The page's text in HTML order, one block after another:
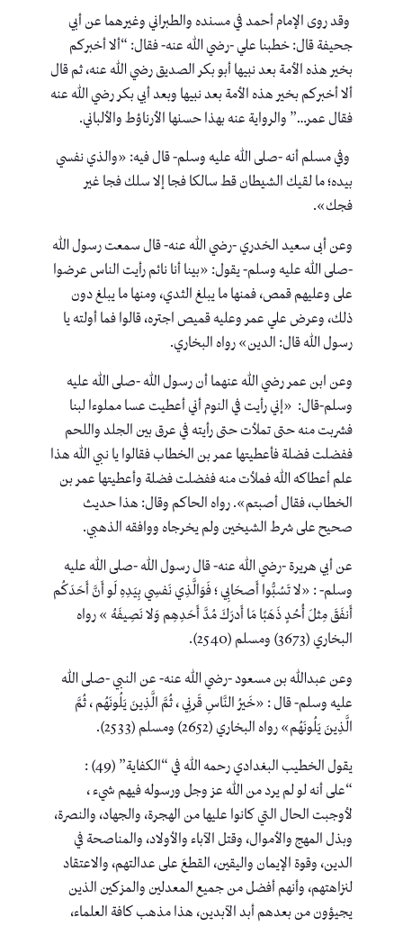
وقد روى الإمام أحمد في مسنده والطبراني وغيرهما عن أبي
جحيفة قال: خطبنا علي -رضي الله عنه- فقال: “ألا أخبركم
بخير هذه الأمة بعد نبيها أبو بكر الصديق رضي الله عنه، ثم قال
ألا أخبركم بخير هذه الأمة بعد نبيها وبعد أبي بكر رضي الله عنه
فقال عمر…” والرواية عنه بهذا حسنها الأرناؤط والألباني.
وفي مسلم أنه -صلى الله عليه وسلم- قال فيه: «والذي نفسي
بيده؛ ما لقيك الشيطان قط سالكا فجا إلا سلك فجا غير
فجك».
وعن أبى سعيد الخدري -رضي الله عنه- قال سمعت رسول الله
-صلى الله عليه وسلم- يقول: «بينا أنا نائم رأيت الناس عرضوا
على وعليهم قمص، فمنها ما يبلغ الثدي، ومنها ما يبلغ دون
ذلك، وعرض علي عمر وعليه قميص اجتره، قالوا فما أولته يا
رسول الله قال: الدين» رواه البخاري.
وعن ابن عمر رضي الله عنهما أن رسول الله -صلى الله عليه
وسلم-قال: «إني رأيت في النوم أني أعطيت عسا مملوءا لبنا
فشربت منه حتى تملأت حتى رأيته في عرق بين الجلد واللحم
ففضلت فضلة فأعطيتها عمر بن الخطاب فقالوا يا نبي الله هذا
علم أعطاكه الله فملأت منه ففضلت فضلة وأعطيتها عمر بن
الخطاب، فقال أصبتم». رواه الحاكم وقال: هذا حديث
صحيح على شرط الشيخين ولم يخرجاه ووافقه الذهبي.
عن أبي هريرة -رضي الله عنه- قال رسول الله -صلى الله عليه
وسلم- : «لا تَسُبُّوا أَصحَابِي ؛ فَوَالَّذِي نَفسِي بِيَدِهِ لَو أَنَّ أَحَدَكُم
أَنفَقَ مِثلَ أُحُدٍ ذَهَبًا مَا أَدرَكَ مُدَّ أَحَدِهِم وَلا نَصِيفَهُ » رواه
البخاري (3673) ومسلم (2540).
وعن عبدالله بن مسعود -رضي الله عنه- عن النبي -صلى الله
عليه وسلم- قال : «خَيرُ النَّاسِ قَرنِي ، ثُمَّ الَّذِينَ يَلُونَهُم ، ثُمَّ
الَّذِينَ يَلُونَهُم» رواه البخاري (2652) ومسلم (2533).
يقول الخطيب البغدادي رحمه الله في “الكفاية” (49) :
“على أنه لو لم يرد من الله عز وجل ورسوله فيهم شيء ،
لأوجبت الحال التي كانوا عليها من الهجرة، والجهاد، والنصرة،
وبذل المهج والأموال، وقتل الآباء والأولاد، والمناصحة في
الدين، وقوة الإيمان واليقين، القطعَ على عدالتهم، والاعتقاد
لنزاهتهم، وأنهم أفضل من جميع المعدلين والمزكين الذين
يجيؤون من بعدهم أبد الآبدين، هذا مذهب كافة العلماء،